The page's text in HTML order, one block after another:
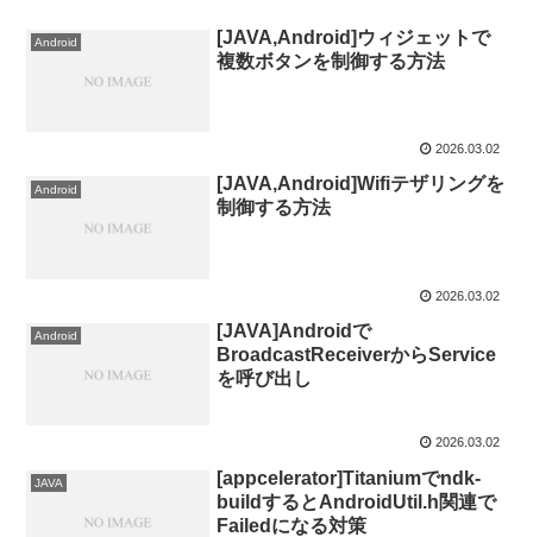
Android
[JAVA,Android]ウィジェットで
複数ボタンを制御する方法
2026.03.02
Android
[JAVA,Android]Wifiテザリングを
制御する方法
2026.03.02
Android
[JAVA]Androidで
BroadcastReceiverからService
を呼び出し
2026.03.02
JAVA
[appcelerator]Titaniumでndk-
buildするとAndroidUtil.h関連で
Failedになる対策